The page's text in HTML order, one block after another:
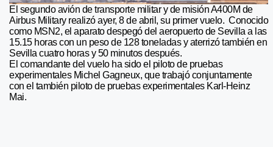
El segundo avión de transporte militar y de misión A400M de
Airbus Military realizó ayer, 8 de abril, su primer vuelo. Conocido
como MSN2, el aparato despegó del aeropuerto de Sevilla a las
15.15 horas con un peso de 128 toneladas y aterrizó también en
Sevilla cuatro horas y 50 minutos después.
El comandante del vuelo ha sido el piloto de pruebas
experimentales Michel Gagneux, que trabajó conjuntamente
con el también piloto de pruebas experimentales Karl-Heinz
Mai.